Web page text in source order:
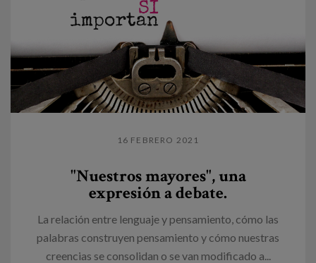
16 FEBRERO 2021
"Nuestros mayores", una
expresión a debate.
La relación entre lenguaje y pensamiento, cómo las
palabras construyen pensamiento y cómo nuestras
creencias se consolidan o se van modificado a...